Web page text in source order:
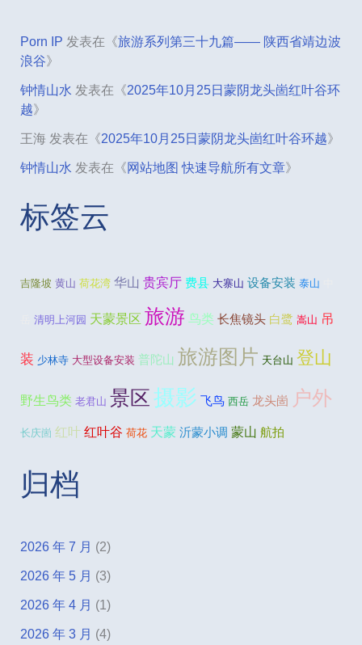
Porn IP 发表在《旅游系列第三十九篇—— 陕西省靖边波
浪谷》
钟情山水 发表在《2025年10月25日蒙阴龙头崮红叶谷环
越》
王海 发表在《2025年10月25日蒙阴龙头崮红叶谷环越》
钟情山水 发表在《网站地图 快速导航所有文章》
标签云
吉隆坡 黄山 荷花湾 华山 贵宾厅 费县 大寨山 设备安装 泰山
清明上河园 天蒙景区 旅游 鸟类 长焦镜头 白鹭 嵩山 吊
装 少林寺 大型设备安装 普陀山 旅游图片 天台山 登山
野生鸟类 老君山 景区摄影 飞鸟 西岳 龙头崮 户外
长庆崮 红叶 红叶谷 荷花 天蒙 沂蒙小调 蒙山 航拍
归档
2026 年 7 月 (2)
2026 年 5 月 (3)
2026 年 4 月 (1)
2026 年 3 月 (4)